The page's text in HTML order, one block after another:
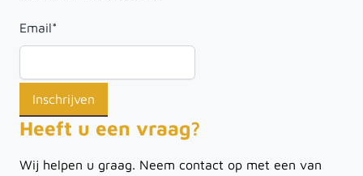
Email*
Heeft u een vraag?
Wij helpen u graag. Neem contact op met een van